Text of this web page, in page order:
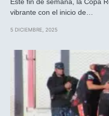
vibrante con el inicio de…
5 DICIEMBRE, 2025